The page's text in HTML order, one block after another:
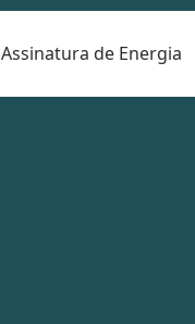
Assinatura de Energia